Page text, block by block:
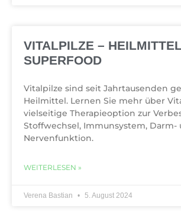
VITALPILZE –
SUPERFOOD
Vitalpilze sind seit Jahrtausenden
Heilmittel. Lernen Sie mehr über
vielseitige Therapieoption zur
Stoffwechsel, Immunsystem, Darm-
Nervenfunktion.
WEITERLESEN »
Verena Bastian 5. August 2024